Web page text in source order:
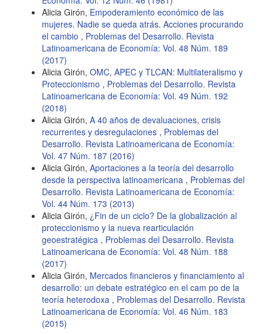
Alicia Girón, Empoderamiento económico de las
mujeres. Nadie se queda atrás. Acciones procurando
el cambio , Problemas del Desarrollo. Revista
Latinoamericana de Economía: Vol. 48 Núm. 189
(2017)
Alicia Girón, OMC, APEC y TLCAN: Multilateralismo y
Proteccionismo , Problemas del Desarrollo. Revista
Latinoamericana de Economía: Vol. 49 Núm. 192
(2018)
Alicia Girón, A 40 años de devaluaciones, crisis
recurrentes y desregulaciones , Problemas del
Desarrollo. Revista Latinoamericana de Economía:
Vol. 47 Núm. 187 (2016)
Alicia Girón, Aportaciones a la teoría del desarrollo
desde la perspectiva latinoamericana , Problemas del
Desarrollo. Revista Latinoamericana de Economía:
Vol. 44 Núm. 173 (2013)
Alicia Girón, ¿Fin de un ciclo? De la globalización al
proteccionismo y la nueva rearticulación
geoestratégica , Problemas del Desarrollo. Revista
Latinoamericana de Economía: Vol. 48 Núm. 188
(2017)
Alicia Girón, Mercados financieros y financiamiento al
desarrollo: un debate estratégico en el cam po de la
teoría heterodoxa , Problemas del Desarrollo. Revista
Latinoamericana de Economía: Vol. 46 Núm. 183
(2015)